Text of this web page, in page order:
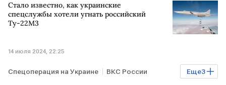
покушение на Дональда Трампа
Стало известно, как украинские
спецслужбы хотели угнать российский
Ту-22М3
14 июля 2024, 22:25
Еще3
Спецоперация на Украине ВКС России